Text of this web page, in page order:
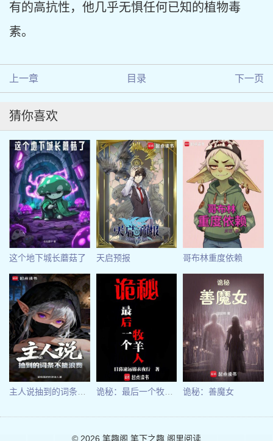
有的高抗性，他几乎无惧任何已知的植物毒
素。
上一章 目录 下一页
猜你喜欢
这个地下城长蘑菇了 天启预报 哥布林重度依赖
诡秘：最后一个牧羊人 诡秘：善魔女
© 2026 笔趣阁 笔下之趣 阁里阅读